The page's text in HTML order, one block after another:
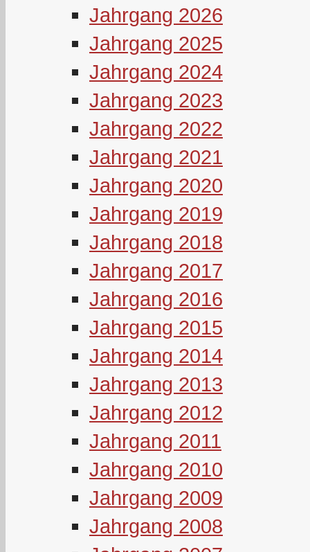
Jahrgang 2026
Jahrgang 2025
Jahrgang 2024
Jahrgang 2023
Jahrgang 2022
Jahrgang 2021
Jahrgang 2020
Jahrgang 2019
Jahrgang 2018
Jahrgang 2017
Jahrgang 2016
Jahrgang 2015
Jahrgang 2014
Jahrgang 2013
Jahrgang 2012
Jahrgang 2011
Jahrgang 2010
Jahrgang 2009
Jahrgang 2008